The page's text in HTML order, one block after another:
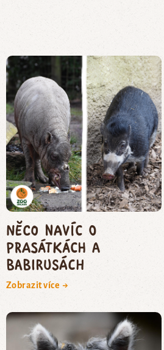
Něco navíc o
prasátkách a
babirusách
Zobrazit více →